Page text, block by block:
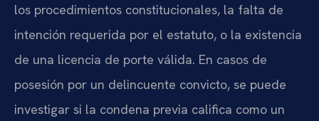
los procedimientos constitucionales, la falta de
intención requerida por el estatuto, o la existencia
de una licencia de porte válida. En casos de
posesión por un delincuente convicto, se puede
investigar si la condena previa califica como un